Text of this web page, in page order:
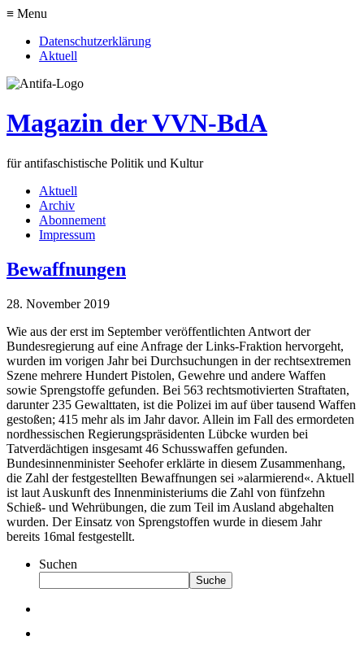
≡ Menu
Datenschutzerklärung
Aktuell
Magazin der VVN-BdA
für antifaschistische Politik und Kultur
Aktuell
Archiv
Abonnement
Impressum
Bewaffnungen
28. November 2019
Wie aus der erst im September veröffentlichten Antwort der
Bundesregierung auf eine Anfrage der Links-Fraktion hervorgeht,
wurden im vorigen Jahr bei Durchsuchungen in der rechtsextremen
Szene mehrere Hundert Pistolen, Gewehre und andere Waffen
sowie Sprengstoffe gefunden. Bei 563 rechtsmotivierten Straftaten,
darunter 235 Gewalttaten, ist die Polizei im auf über tausend Waffen
gestoßen; 415 mehr als im Jahr davor. Allein im Fall des ermordeten
nordhessischen Regierungspräsidenten Lübcke wurden bei
Tatverdächtigen insgesamt 46 Schusswaffen gefunden.
Bundesinnenminister Seehofer erklärte in diesem Zusammenhang,
die Zahl der festgestellten Bewaffnungen sei »alarmierend«. Aktuell
ist laut Auskunft des Innenministeriums die Zahl von fünfzehn
Schieß- und Wehrübungen, die zum Teil im Ausland abgehalten
wurden. Der Einsatz von Sprengstoffen wurde in diesem Jahr
bereits 16mal festgestellt.
Suchen
Suche